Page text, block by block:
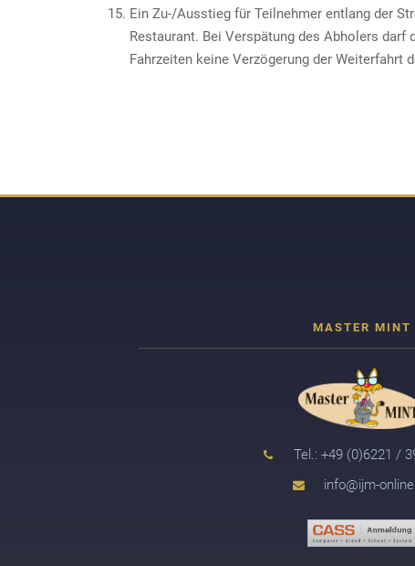
Ein Zu-/Ausstieg für Teilnehmer entlang der
Restaurant. Bei Verspätung des Abholers
Fahrzeiten keine Verzögerung der Weiterfahrt
Tel.: +49 (0)6221 /
info@ijm-